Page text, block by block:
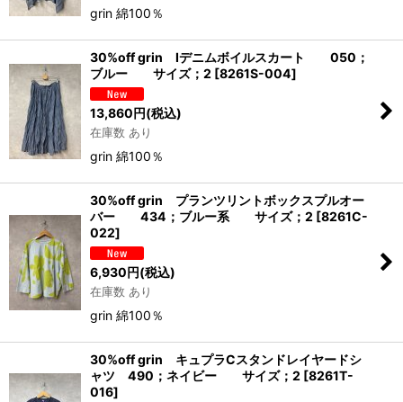
grin 綿100％
30%off grin Iデニムボイルスカート 050；
ブルー サイズ；2 [8261S-004]
13,860円(税込)
在庫数 あり
grin 綿100％
30%off grin プランツリントボックスプルオー
バー 434；ブルー系 サイズ；2 [8261C-
022]
6,930円(税込)
在庫数 あり
grin 綿100％
30%off grin キュプラCスタンドレイヤードシ
ャツ 490；ネイビー サイズ；2 [8261T-
016]